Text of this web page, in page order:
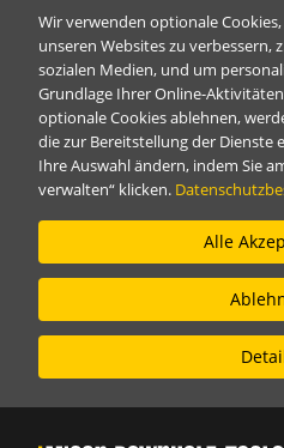
Wir verwenden optionale
unseren Websites zu verbessern,
sozialen Medien, und um
Grundlage Ihrer Online-
optionale Cookies ablehnen,
die zur Bereitstellung der Dienste
Ihre Auswahl ändern, indem Sie
verwalten“ klicken.
Alle